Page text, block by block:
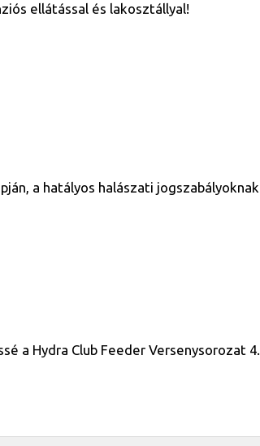
ellátással és lakosztállyal!
a hatályos halászati jogszabályoknak
a Hydra Club Feeder Versenysorozat 4.